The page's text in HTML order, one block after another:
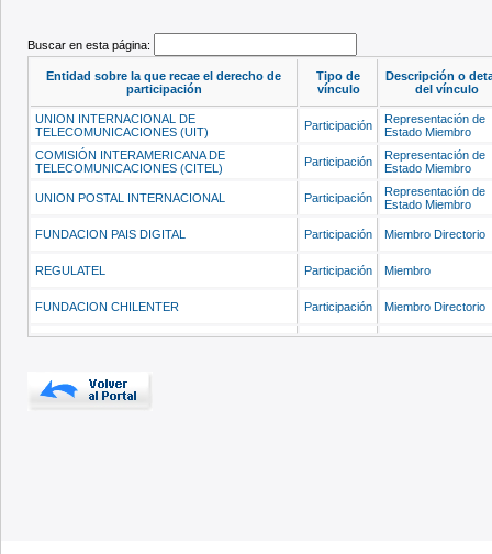
Buscar en esta página:
Entidad sobre la que recae el derecho de
participación
Tipo de
vínculo
Descripción o
del vínculo
UNION INTERNACIONAL DE
TELECOMUNICACIONES (UIT)
Participación
Representación de
Estado Miembro
COMISIÓN INTERAMERICANA DE
TELECOMUNICACIONES (CITEL)
Participación
Representación de
Estado Miembro
UNION POSTAL INTERNACIONAL Participación
Representación de
Estado Miembro
FUNDACION PAIS DIGITAL Participación Miembro Directorio
REGULATEL Participación Miembro
FUNDACION CHILENTER Participación Miembro Directorio